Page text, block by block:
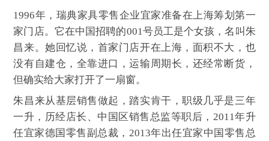
1996年，瑞典家具零售企业宜家准备在上海筹划第一
家门店。它在中国招聘的001号员工是个女孩，名叫朱
昌来。她回忆说，首家门店开在上海，面积不大，也
没有自建仓，全靠进口，运输周期长，还经常断货，
但确实给大家打开了一扇窗。
朱昌来从基层销售做起，踏实肯干，职级几乎是三年
一升，历经店长、中国区销售总监等职后，2011年升
任宜家德国零售副总裁，2013年出任宜家中国零售总